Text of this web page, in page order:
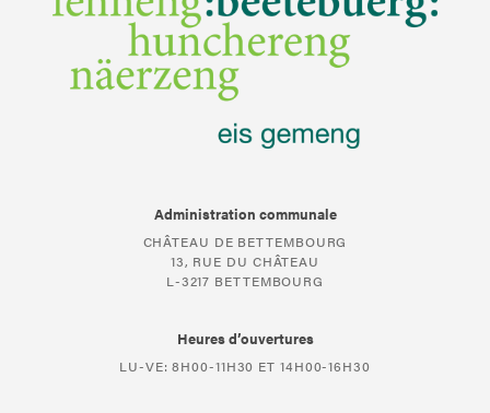
Administration communale
CHÂTEAU DE BETTEMBOURG
13, RUE DU CHÂTEAU
L-3217 BETTEMBOURG
Heures d’ouvertures
LU-VE: 8H00-11H30 ET 14H00-16H30